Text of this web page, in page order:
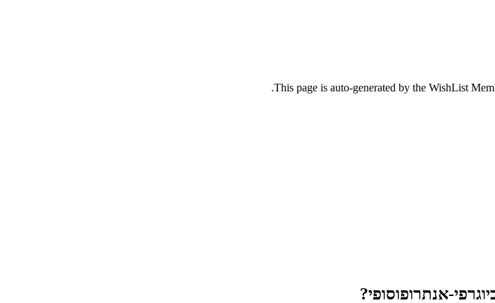
This page is auto-generated by the WishList
אנתרופוסופי?